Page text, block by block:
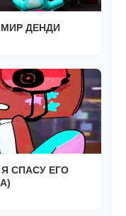
ДЕНДИ
СПАСУ ЕГО